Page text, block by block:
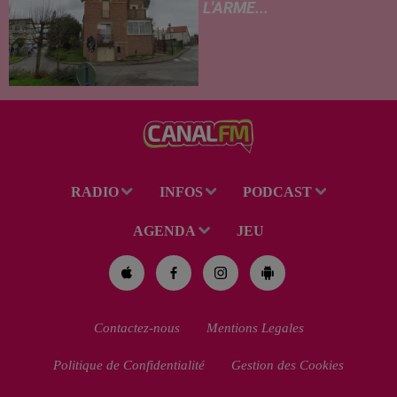
L'ARME...
de 38 ans a été mis en examen
pour homicide...
RADIO INFOS PODCAST
AGENDA JEU
Contactez-nous Mentions Legales
Politique de Confidentialité Gestion des Cookies